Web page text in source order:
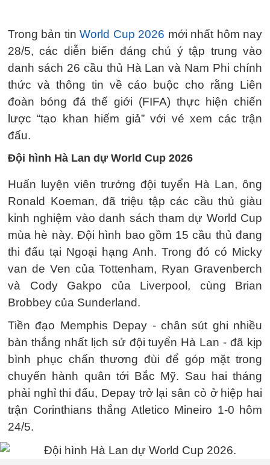
Trong bản tinWorld Cup 2026 mới nhất hôm nay
28/5, các diễn biến đáng chú ý tập trung vào
danh sách 26 cầu thủ Hà Lan và Nam Phi chính
thức và thông tin về cáo buộc cho rằng Liên
đoàn bóng đá thế giới (FIFA) thực hiện chiến
lược “tạo khan hiếm giả” với vé xem các trận
đấu.
Đội hình Hà Lan dự World Cup 2026
Huấn luyện viên trưởng đội tuyển Hà Lan, ông
Ronald Koeman, đã triệu tập các cầu thủ giàu
kinh nghiệm vào danh sách tham dự World Cup
mùa hè này. Đội hình bao gồm 15 cầu thủ đang
thi đấu tại Ngoại hạng Anh. Trong đó có Micky
van de Ven của Tottenham, Ryan Gravenberch
và Cody Gakpo của Liverpool, cùng Brian
Brobbey của Sunderland.
Tiền đạo Memphis Depay - chân sút ghi nhiều
bàn thắng nhất lịch sử đội tuyển Hà Lan - đã kịp
bình phục chấn thương đùi để góp mặt trong
chuyến hành quân tới Bắc Mỹ. Sau hai tháng
phải nghỉ thi đấu, Depay trở lại sân cỏ ở hiệp hai
trận Corinthians thắng Atletico Mineiro 1-0 hôm
24/5.